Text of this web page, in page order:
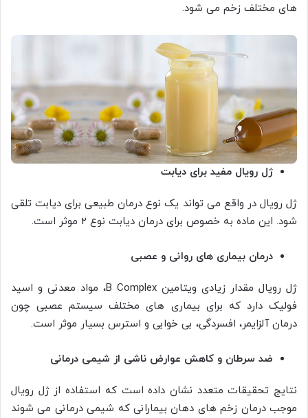
های مختلف زخم می شود.
ژل رویال مفید برای دیابت
ژل رویال در واقع می تواند یک نوع درمان طبیعی برای دیابت تلقی
شود. این ماده به خصوص برای درمان دیابت نوع 2 موثر است.
درمان بیماری های روانی و عصبی
ژل رویال مقدار زیادی ویتامین B Complex، مواد معدنی و اسید
فولیک دارد که برای بیماری های مختلف سیستم عصبی چون
درمان آلزایمر، افسردگی، بی خوابی و استرس بسیار موثر است.
ضد سرطان و کاهش عوارض ناشی از شیمی درمانی
نتایج تحقیقات متعدد نشان داده است که استفاده از ژل رویال
موجب درمان زخم های دهان بیمارانی که شیمی درمانی می شوند